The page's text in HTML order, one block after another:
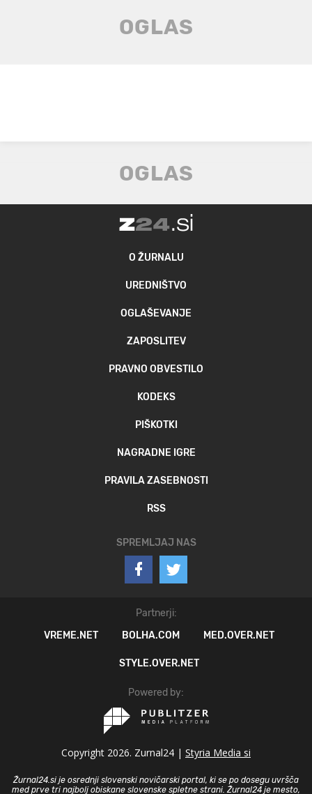
O ŽURNALU
UREDNIŠTVO
OGLAŠEVANJE
ZAPOSLITEV
PRAVNO OBVESTILO
KODEKS
PIŠKOTKI
NAGRADNE IGRE
PRAVILA ZASEBNOSTI
RSS
SPREMLJAJ NAS
Partnerji:
VREME.NET
BOLHA.COM MED.OVER.NET
STYLE.OVER.NET
Powered by:
Copyright 2026. Zurnal24 | Styria Media si
Žurnal24.si je osrednji slovenski novičarski portal, ki se po dosegu uvršča
med prve tri najbolj obiskane slovenske spletne strani. Žurnal24 je mesto,